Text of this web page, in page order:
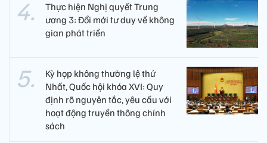
Thực hiện Nghị quyết Trung
ương 3: Đổi mới tư duy về không
gian phát triển
Kỳ họp không thường lệ thứ
Nhất, Quốc hội khóa XVI: Quy
định rõ nguyên tắc, yêu cầu với
hoạt động truyền thông chính
sách